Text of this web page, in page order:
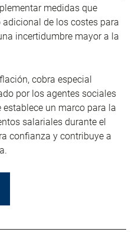
medidas que
de los costes para
incertidumbre mayor a la
cobra especial
por los agentes sociales
establece un marco para la
salariales durante el
confianza y contribuye a